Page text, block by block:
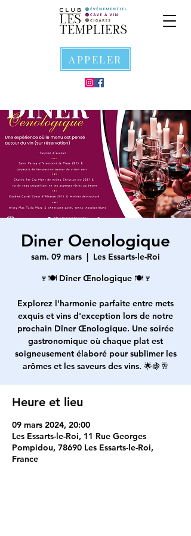
APPELER
Diner Oenologique
sam. 09 mars
  |
Les Essarts-le-Roi
🍷🍽️ Dîner Œnologique 🍽️🍷
Explorez l'harmonie parfaite entre mets
exquis et vins d'exception lors de notre
prochain Dîner Œnologique. Une soirée
gastronomique où chaque plat est
soigneusement élaboré pour sublimer les
arômes et les saveurs des vins. 🌟🍇🥂
Heure et lieu
09 mars 2024, 20:00
Les Essarts-le-Roi, 11 Rue Georges
Pompidou, 78690 Les Essarts-le-Roi,
France